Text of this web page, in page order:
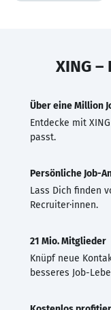
XING
Über eine Million
Entdecke mit
passt.
Persönliche Job-
Lass Dich finden
Recruiter·innen.
21 Mio. Mitglieder
Knüpf neue
besseres Job-